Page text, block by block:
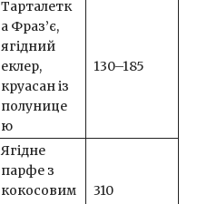
Тарталетк
а Фраз’є,
ягідний
еклер,
круасан із
полунице
ю
130–185
Ягідне
парфе з
кокосовим
310